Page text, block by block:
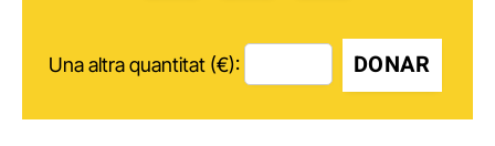
Una altra quantitat (€): DONAR